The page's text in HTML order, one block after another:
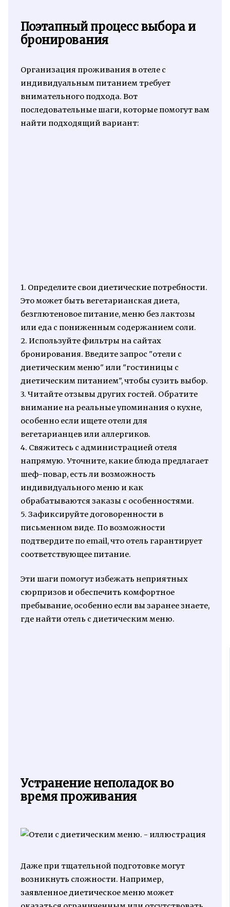
Поэтапный процесс выбора и
бронирования
Организация проживания в отеле с
индивидуальным питанием требует
внимательного подхода. Вот
последовательные шаги, которые помогут вам
найти подходящий вариант:
1. Определите свои диетические потребности.
Это может быть вегетарианская диета,
безглютеновое питание, меню без лактозы
или еда с пониженным содержанием соли.
2. Используйте фильтры на сайтах
бронирования. Введите запрос "отели с
диетическим меню" или "гостиницы с
диетическим питанием", чтобы сузить выбор.
3. Читайте отзывы других гостей. Обратите
внимание на реальные упоминания о кухне,
особенно если ищете отели для
вегетарианцев или аллергиков.
4. Свяжитесь с администрацией отеля
напрямую. Уточните, какие блюда предлагает
шеф-повар, есть ли возможность
индивидуального меню и как
обрабатываются заказы с особенностями.
5. Зафиксируйте договоренности в
письменном виде. По возможности
подтвердите по email, что отель гарантирует
соответствующее питание.
Эти шаги помогут избежать неприятных
сюрпризов и обеспечить комфортное
пребывание, особенно если вы заранее знаете,
где найти отель с диетическим меню.
Устранение неполадок во
время проживания
Даже при тщательной подготовке могут
возникнуть сложности. Например,
заявленное диетическое меню может